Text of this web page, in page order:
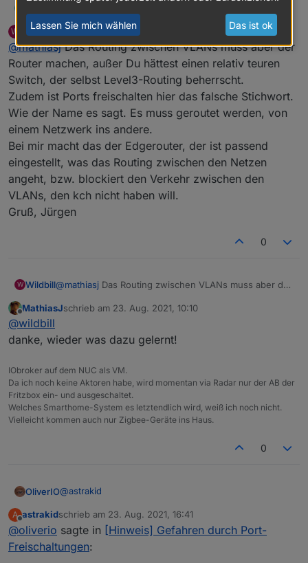
sich sehr gut über die Konfig-Software einstellen.
Bin nur am lernen, welche Ports ich von VLAN zu
VLAN öffnen muß.
Schließlich sollen Backups vom IObroker, bzw der
Aufruf der Admin-Seite nicht ins leere laufen.
W Wildbillschrieb am 23. Aug. 2021, 09:46
zuletzt editiert von
@mathiasjDas Routing zwischen VLANs muss aber der
Router machen, außer Du hättest einen relativ teuren
Switch, der selbst Level3-Routing beherrscht.
Zudem ist Ports freischalten hier das falsche Stichwort.
Wie der Name es sagt. Es muss geroutet werden, von
einem Netzwerk ins andere.
Bei mir macht das der Edgerouter, der ist passend
eingestellt, was das Routing zwischen den Netzen
angeht, bzw. blockiert den Verkehr zwischen den
VLANs, den kch nicht haben will.
Gruß, Jürgen
0
W Wildbill@mathiasj Das Routing zwischen VLANs muss aber der
Switch, der selbst Level3-Routing beherrscht.
Wie der Name es sagt. Es muss geroutet werden, von
einem Netzwerk ins andere.
eingestellt, was das Routing zwischen den Netzen
angeht, bzw. blockiert den Verkehr zwischen den
VLANs, den kch nicht haben will.
Gruß, Jürgen
Offline
MathiasJschrieb am 23. Aug. 2021, 10:10
zuletzt editiert von
@wildbill
danke, wieder was dazu gelernt!
IObroker auf dem NUC als VM.
Da ich noch keine Aktoren habe, wird momentan via Radar nur der AB der
Fritzbox ein- und ausgeschaltet.
Welches Smarthome-System es letztendlich wird, weiß ich noch nicht.
Vielleicht kommen auch nur Zigbee-Geräte ins Haus.
0
OliverIO@astrakid
wenn netcloud bzw. die ganze netcloud infrastruktur
(inklusive datenbank und proxy) in einem normalen
container läuft, dann läuft ja alles in einem eigenen
netz (erkennbar an ip-adressen meist mit 172...,
A
Offline
astrakidschrieb am 23. Aug. 2021, 16:41
zuletzt editiert von
@oliverio sagte in [Hinweis] Gefahren durch Port-
Freischaltungen:
Lassen Sie mich wählen Das ist ok